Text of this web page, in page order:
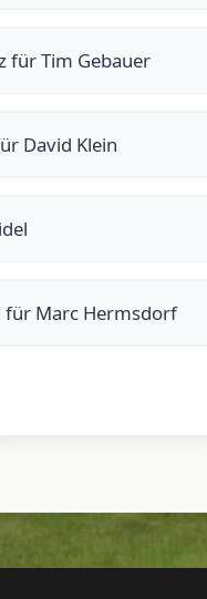
für Tim Gebauer
David Klein
für Marc Hermsdorf